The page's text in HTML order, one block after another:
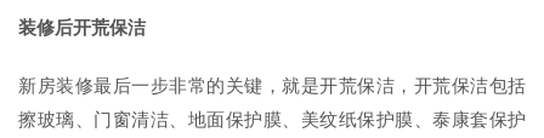
装修后开荒保洁
新房装修最后一步非常的关键，就是开荒保洁，开荒保洁包括
擦玻璃、门窗清洁、地面保护膜、美纹纸保护膜、泰康套保护